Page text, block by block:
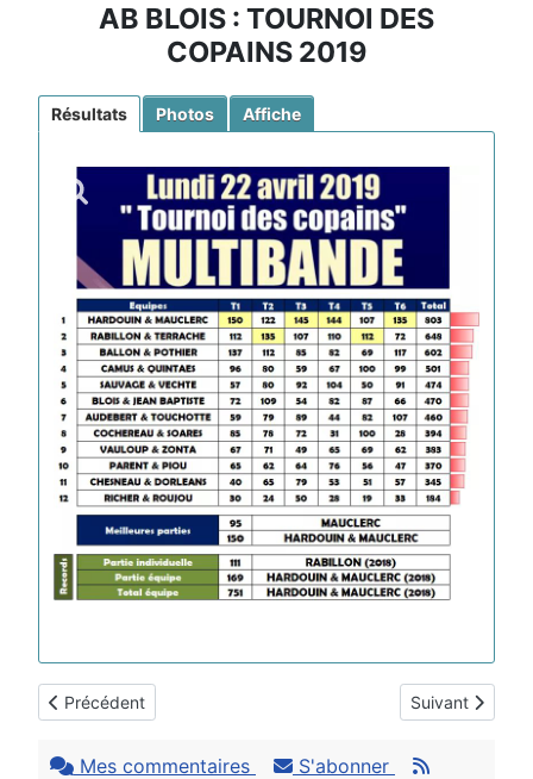
AB BLOIS : TOURNOI DES
COPAINS 2019
Résultats Photos Affiche
Article précédent : AB Blois : Tournoi d'été 2019
Précédent Article suivant
Suivant
Mes commentaires
S'abonner